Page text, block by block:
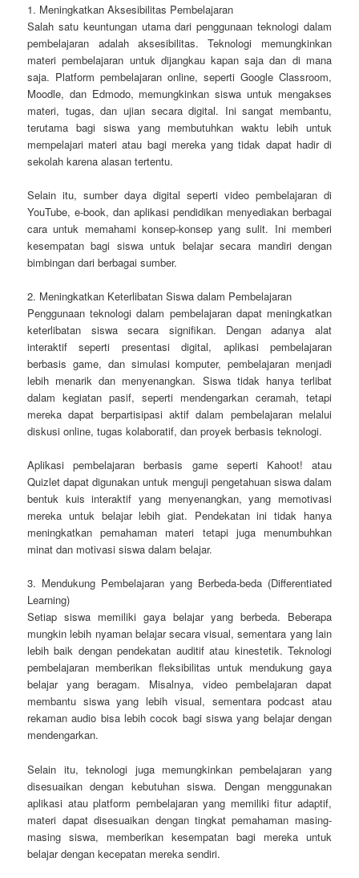
1. Meningkatkan Aksesibilitas Pembelajaran
Salah satu keuntungan utama dari penggunaan teknologi dalam
pembelajaran adalah aksesibilitas. Teknologi memungkinkan
materi pembelajaran untuk dijangkau kapan saja dan di mana
saja. Platform pembelajaran online, seperti Google Classroom,
Moodle, dan Edmodo, memungkinkan siswa untuk mengakses
materi, tugas, dan ujian secara digital. Ini sangat membantu,
terutama bagi siswa yang membutuhkan waktu lebih untuk
mempelajari materi atau bagi mereka yang tidak dapat hadir di
sekolah karena alasan tertentu.
Selain itu, sumber daya digital seperti video pembelajaran di
YouTube, e-book, dan aplikasi pendidikan menyediakan berbagai
cara untuk memahami konsep-konsep yang sulit. Ini memberi
kesempatan bagi siswa untuk belajar secara mandiri dengan
bimbingan dari berbagai sumber.
2. Meningkatkan Keterlibatan Siswa dalam Pembelajaran
Penggunaan teknologi dalam pembelajaran dapat meningkatkan
keterlibatan siswa secara signifikan. Dengan adanya alat
interaktif seperti presentasi digital, aplikasi pembelajaran
berbasis game, dan simulasi komputer, pembelajaran menjadi
lebih menarik dan menyenangkan. Siswa tidak hanya terlibat
dalam kegiatan pasif, seperti mendengarkan ceramah, tetapi
mereka dapat berpartisipasi aktif dalam pembelajaran melalui
diskusi online, tugas kolaboratif, dan proyek berbasis teknologi.
Aplikasi pembelajaran berbasis game seperti Kahoot! atau
Quizlet dapat digunakan untuk menguji pengetahuan siswa dalam
bentuk kuis interaktif yang menyenangkan, yang memotivasi
mereka untuk belajar lebih giat. Pendekatan ini tidak hanya
meningkatkan pemahaman materi tetapi juga menumbuhkan
minat dan motivasi siswa dalam belajar.
3. Mendukung Pembelajaran yang Berbeda-beda (Differentiated
Learning)
Setiap siswa memiliki gaya belajar yang berbeda. Beberapa
mungkin lebih nyaman belajar secara visual, sementara yang lain
lebih baik dengan pendekatan auditif atau kinestetik. Teknologi
pembelajaran memberikan fleksibilitas untuk mendukung gaya
belajar yang beragam. Misalnya, video pembelajaran dapat
membantu siswa yang lebih visual, sementara podcast atau
rekaman audio bisa lebih cocok bagi siswa yang belajar dengan
mendengarkan.
Selain itu, teknologi juga memungkinkan pembelajaran yang
disesuaikan dengan kebutuhan siswa. Dengan menggunakan
aplikasi atau platform pembelajaran yang memiliki fitur adaptif,
materi dapat disesuaikan dengan tingkat pemahaman masing-
masing siswa, memberikan kesempatan bagi mereka untuk
belajar dengan kecepatan mereka sendiri.